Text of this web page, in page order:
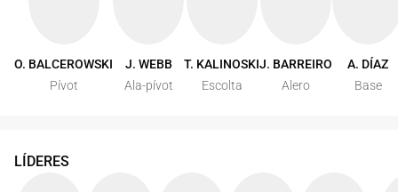
O. BALCEROWSKI
Pívot
J. WEBB
Ala-pívot
T. KALINOSKI
Escolta
J. BARREIRO
Alero
A. DÍAZ
Base
LÍDERES